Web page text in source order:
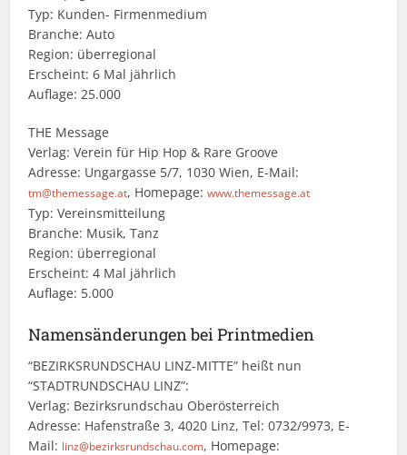
Typ: Kunden- Firmenmedium
Branche: Auto
Region: überregional
Erscheint: 6 Mal jährlich
Auflage: 25.000
THE Message
Verlag: Verein für Hip Hop & Rare Groove
Adresse: Ungargasse 5/7, 1030 Wien, E-Mail:
tm@themessage.at, Homepage:www.themessage.at
Typ: Vereinsmitteilung
Branche: Musik, Tanz
Region: überregional
Erscheint: 4 Mal jährlich
Auflage: 5.000
Namensänderungen bei Printmedien
“BEZIRKSRUNDSCHAU LINZ-MITTE” heißt nun
“STADTRUNDSCHAU LINZ”:
Verlag: Bezirksrundschau Oberösterreich
Adresse: Hafenstraße 3, 4020 Linz, Tel: 0732/9973, E-
Mail: linz@bezirksrundschau.com, Homepage: